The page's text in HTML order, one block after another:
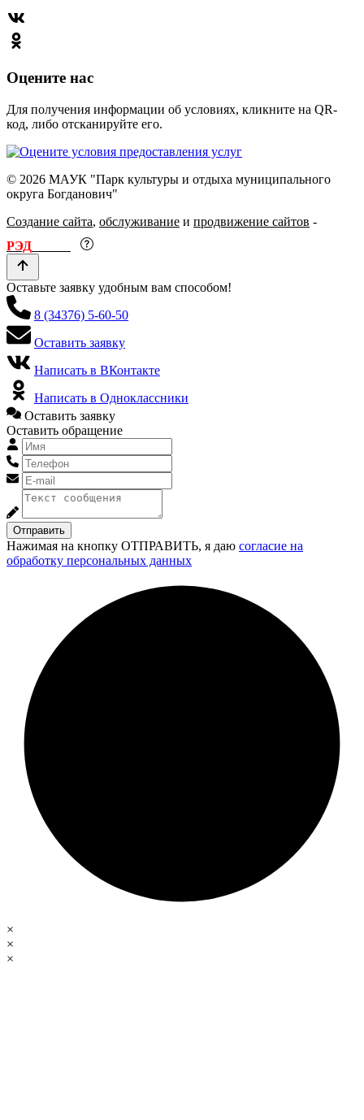
Оцените нас
Для получения информации об условиях, кликните на QR-
код, либо отсканируйте его.
© 2026 МАУК "Парк культуры и отдыха муниципального
округа Богданович"
Создание сайта, обслуживание и продвижение сайтов -
РЭД
Оставьте заявку удобным вам способом!
8 (34376) 5-60-50
Оставить заявку
Написать в ВКонтакте
Написать в Одноклассники
Оставить заявку
Оставить обращение
Отправить
Нажимая на кнопку ОТПРАВИТЬ, я даю согласие на
обработку персональных данных
×
×
×